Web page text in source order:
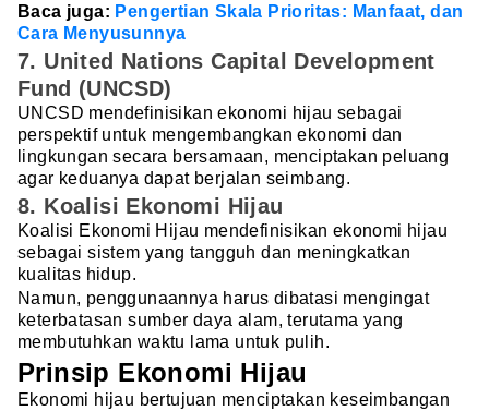
Baca juga: Pengertian Skala Prioritas: Manfaat, dan
Cara Menyusunnya
7. United Nations Capital Development
Fund (UNCSD)
UNCSD mendefinisikan ekonomi hijau sebagai
perspektif untuk mengembangkan ekonomi dan
lingkungan secara bersamaan, menciptakan peluang
agar keduanya dapat berjalan seimbang.
8. Koalisi Ekonomi Hijau
Koalisi Ekonomi Hijau mendefinisikan ekonomi hijau
sebagai sistem yang tangguh dan meningkatkan
kualitas hidup.
Namun, penggunaannya harus dibatasi mengingat
keterbatasan sumber daya alam, terutama yang
membutuhkan waktu lama untuk pulih.
Prinsip Ekonomi Hijau
Ekonomi hijau bertujuan menciptakan keseimbangan